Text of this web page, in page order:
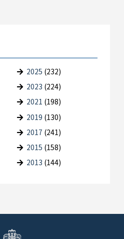
2025 (232)
2023 (224)
2021 (198)
2019 (130)
2017 (241)
2015 (158)
2013 (144)